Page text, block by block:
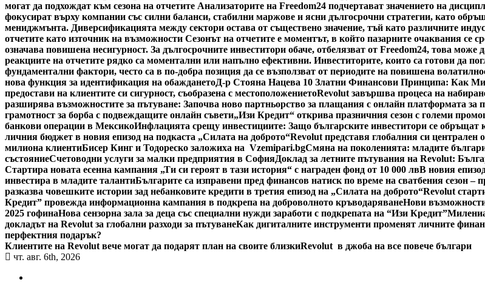
могат да подхождат към сезона на отчетите Анализаторите на Freedom24 подчертават значението на
фокусират върху компании със силни баланси, стабилни маржове и ясни дългосрочни стратегии, като
мениджмънта. Диверсификацията между сектори остава от съществено значение, тъй като различните
отчетите като източник на възможности Сезонът на отчетите е моментът, в който пазарните очаквания се
означава повишена несигурност. За дългосрочните инвеститори обаче, отбелязват от Freedom24, това
реакциите на отчетите рядко са моментални или напълно ефективни. Инвеститорите, които са готови да
фундаментални фактори, често са в по-добра позиция да се възползват от периодите на повишена
нова функция за идентификация на обажданетоД-р Стояна Нацева 10 Златни Финансови Принципа: Как
предостави на клиентите си сигурност, съобразена с местоположениетоRevolut завършва процеса на
разширява възможностите за пътуване: Започва ново партньорство за плащания с онлайн платформата за
грамотност за борба с подвеждащите онлайн съвети„Изи Кредит“ открива празничния сезон с големи
банкови операции в МексикоИнфлацията срещу инвестициите: Защо българските инвеститори се обръщат
личния бюджет в новия епизод на подкаста „Силата на доброто“Revolut представя глобалния си централен
милиона клиентиБисер Кинг и Тодореско заложиха на Vzemipari.bgСмяна на поколенията: младите
състояниеСчетоводни услуги за малки предприятия в СофияДоклад за летните пътувания на Revolut:
Стартира новата есенна кампания „Ти си героят в тази история“ с награден фонд от 10 000 лвВ новия
инвестира в младите талантиБългарите са изправени пред финансов натиск по време на сватбения сезон –
разказва човешките истории зад небанковите кредити в третия епизод на „Силата на доброто“Revolut
Кредит” провежда информационна кампания в подкрепа на доброволното кръводаряванеНови
2025 гофинаНова сензорна зала за деца със специални нужди заработи с подкрепата на “Изи Кредит”
докладът на Revolut за глобални разходи за пътуванеКак дигиталните инструменти променят личните
перфектния подарък?
Клиентите на Revolut вече могат да подарят план на своите близкиRevolut в джоба на все повече българи
чт. авг. 6th, 2026